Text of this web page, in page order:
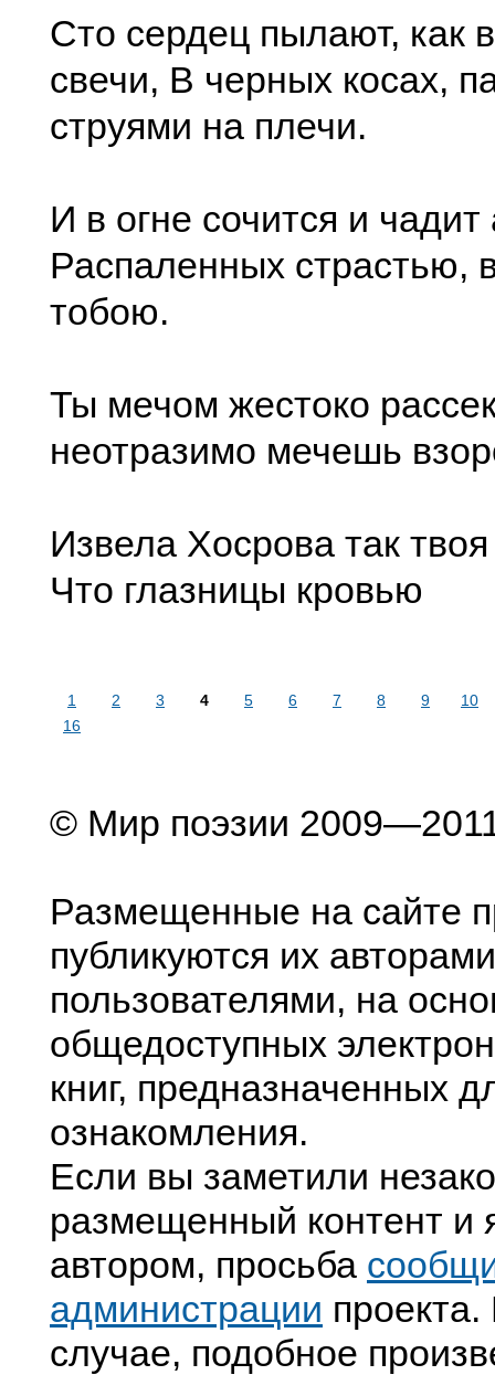
Сто сердец пылают, как
свечи, В черных косах,
струями на плечи.
И в огне сочится и чадит
Распаленных страстью,
тобою.
Ты мечом жестоко
неотразимо мечешь
Извела Хосрова так
Что глазницы кровью
1 2 3 4 5 6 7 8 9
10
16
© Мир поэзии
Размещенные на сайте
публикуются их
пользователями, на
общедоступных
книг, предназначенных
ознакомления.
Если вы заметили
размещенный контент и
автором, просьба
администрации
случае, подобное